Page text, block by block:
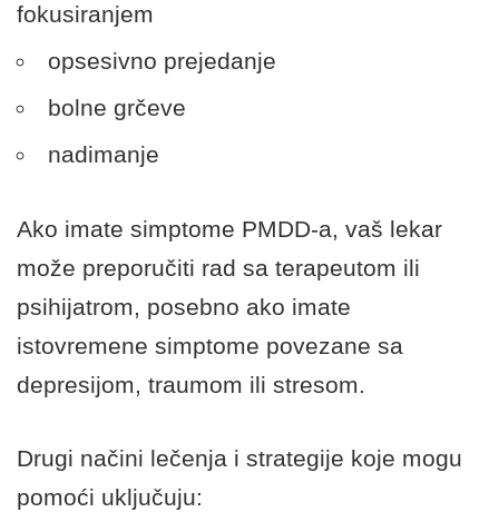
fokusiranjem
opsesivno prejedanje
bolne grčeve
nadimanje
Ako imate simptome PMDD-a, vaš lekar
može preporučiti rad sa terapeutom ili
psihijatrom, posebno ako imate
istovremene simptome povezane sa
depresijom, traumom ili stresom.
Drugi načini lečenja i strategije koje mogu
pomoći uključuju: